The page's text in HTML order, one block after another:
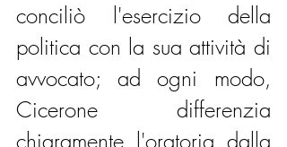
conciliò l'esercizio della
politica con la sua attività di
avvocato; ad ogni modo,
Cicerone differenzia
chiaramente l'oratoria dalla